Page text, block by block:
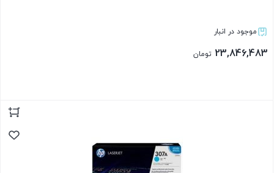
موجود در انبار
23,846,483 تومان